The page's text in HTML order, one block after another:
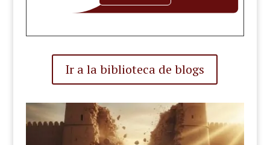
Ir a la biblioteca de blogs